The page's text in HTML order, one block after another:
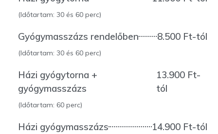
(Időtartam: 30 és 60 perc)
Gyógymasszázs rendelőben 8.500 Ft-tól
(Időtartam: 30 és 60 perc)
Házi gyógytorna +
gyógymasszázs
13.900 Ft-
tól
(Időtartam: 60 perc)
Házi gyógymasszázs 14.900 Ft-tól